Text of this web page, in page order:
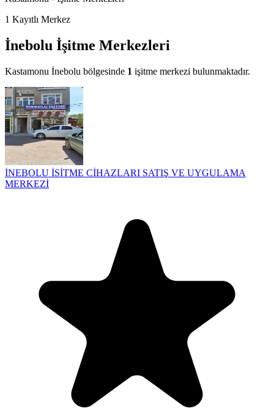
1 Kayıtlı Merkez
İnebolu İşitme Merkezleri
Kastamonu İnebolu bölgesinde 1 işitme merkezi bulunmaktadır.
İNEBOLU İSİTME CİHAZLARI SATIŞ VE UYGULAMA
MERKEZİ